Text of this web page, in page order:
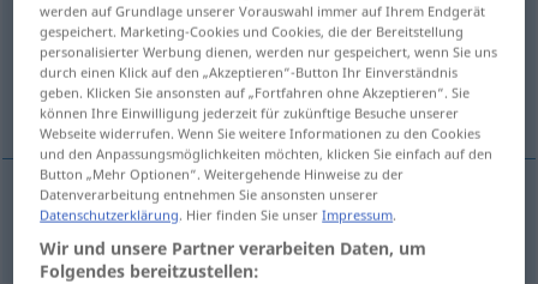
Übersicht aller Übersetzungen
(Für mehr Details die Übersetzung anklicken/antippen)
hloupý až bučí, strašnĕ blbý
hloupýažbučí, strašnĕblbý saudumm
werden auf Grundlage unserer Vorauswahl immer auf Ihrem Endgerät
gespeichert. Marketing-Cookies und Cookies, die der Bereitstellung
personalisierter Werbung dienen, werden nur gespeichert, wenn Sie uns
durch einen Klick auf den „Akzeptieren“-Button Ihr Einverständnis
geben. Klicken Sie ansonsten auf „Fortfahren ohne Akzeptieren“. Sie
können Ihre Einwilligung jederzeit für zukünftige Besuche unserer
Webseite widerrufen. Wenn Sie weitere Informationen zu den Cookies
und den Anpassungsmöglichkeiten möchten, klicken Sie einfach auf den
Button „Mehr Optionen“. Weitergehende Hinweise zu der
Datenverarbeitung entnehmen Sie ansonsten unserer
Datenschutzerklärung. Hier finden Sie unserImpressum.
Wir und unsere Partner verarbeiten Daten, um
Folgendes bereitzustellen: